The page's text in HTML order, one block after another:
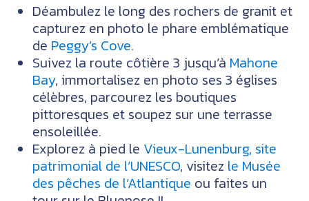
Déambulez le long des rochers de granit et
capturez en photo le phare emblématique
de Peggy’s Cove.
Suivez la route côtière 3 jusqu’à Mahone
Bay, immortalisez en photo ses 3 églises
célèbres, parcourez les boutiques
pittoresques et soupez sur une terrasse
ensoleillée.
Explorez à pied le Vieux-Lunenburg, site
patrimonial de l’UNESCO, visitez le Musée
des pêches de l’Atlantique ou faites un